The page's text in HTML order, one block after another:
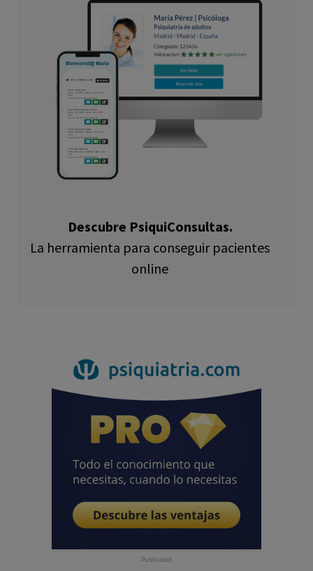
Descubre PsiquiConsultas.
La herramienta para conseguir pacientes
online
Publicidad